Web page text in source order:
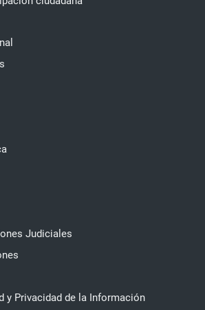
Judiciales
y Privacidad de la Información